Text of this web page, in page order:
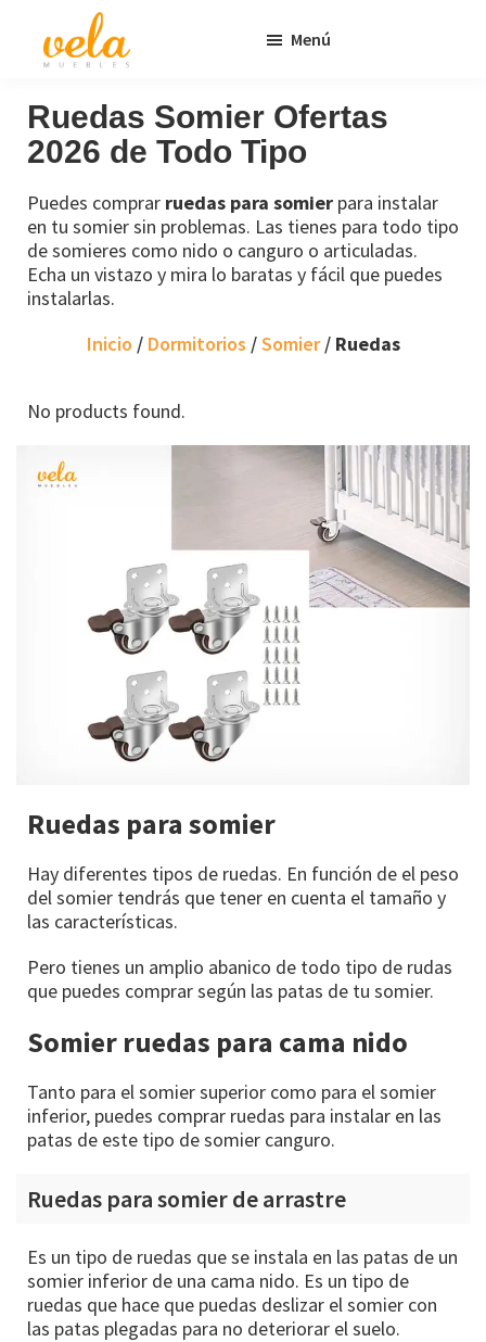
principal
página
Muebles
Baratos
Online
Outlet
Menú
Ruedas Somier Ofertas
2026 de Todo Tipo
Puedes comprar ruedas para somier para instalar
en tu somier sin problemas. Las tienes para todo tipo
de somieres como nido o canguro o articuladas.
Echa un vistazo y mira lo baratas y fácil que puedes
instalarlas.
Inicio / Dormitorios /Somier/ Ruedas
No products found.
Ruedas para somier
Hay diferentes tipos de ruedas. En función de el peso
del somier tendrás que tener en cuenta el tamaño y
las características.
Pero tienes un amplio abanico de todo tipo de rudas
que puedes comprar según las patas de tu somier.
Somier ruedas para cama nido
Tanto para el somier superior como para el somier
inferior, puedes comprar ruedas para instalar en las
patas de este tipo de somier canguro.
Ruedas para somier de arrastre
Es un tipo de ruedas que se instala en las patas de un
somier inferior de una cama nido. Es un tipo de
ruedas que hace que puedas deslizar el somier con
las patas plegadas para no deteriorar el suelo.